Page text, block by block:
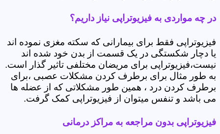
در چه مواردی به فیزیوتراپی نیاز داریم؟
فیزیوتراپی فقط برای بیمارانی که سکته مغزی نموده اند
یا دچار شکستگی در یک قسمت از بدن خود شده اند
نیست،فیزیوتراپی برای مریضان مختلفی تاثیر گذار است.
به طور مثال برای برطرف کردن مشکلات عصبی ،برای
برطرف کردن درد ، همین طور مشکلاتی که از عضله ها
می باشد و تنفس میتوان از فیزیوتراپی کمک گرفت.
فیزیوتراپی بدون مراجعه به مراکز درمانی